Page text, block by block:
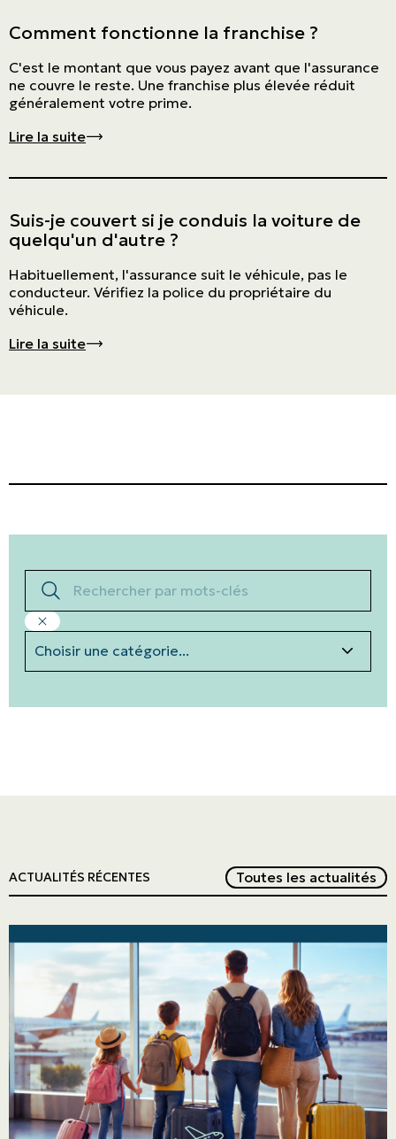
ASSURANCES
Particuliers
Comment fonctionne la franchise ?
C'est le montant que vous payez avant que l'assurance
ne couvre le reste. Une franchise plus élevée réduit
généralement votre prime.
Lire la suiteRedirection vers la page de la question
Suis-je couvert si je conduis la voiture de
quelqu'un d'autre ?
Habituellement, l'assurance suit le véhicule, pas le
conducteur. Vérifiez la police du propriétaire du
véhicule.
Lire la suiteRedirection vers la page de la question
ACTUALITÉS RÉCENTES Toutes les actualités